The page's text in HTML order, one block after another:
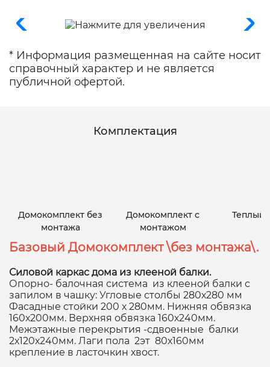
* Информация размещенная на сайте носит
справочный характер и не является
публичной офертой.
Комплектация
Домокомплект без
монтажа
Домокомплект с
монтажом
Теплый
Базовый Домокомплект \без монтажа\.
Силовой каркас дома из клееной балки.
Опорно- балочная система из клееной балки с
запилом в чашку: Угловые столбы 280х280 мм
Фасадные стойки 200 х 280мм. Нижняя обвязка
160х200мм. Верхняя обвязка 160х240мм.
Межэтажные перекрытия -сдвоенные балки
2х120х240мм. Лаги пола 2эт 80х160мм
крепление в ласточкин хвост.